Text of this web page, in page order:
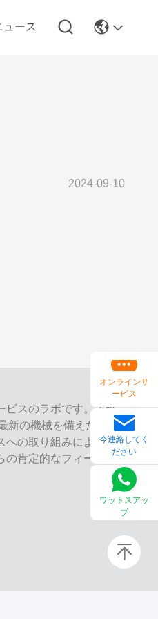
ュース
2024-09-10
ビスのラボです。それ
新の機械を備えた歯科
への取り組みにより、
の肯定的なフィードバ
オンラインサ
ービス
今連絡してく
ださい
ワットスアッ
プ